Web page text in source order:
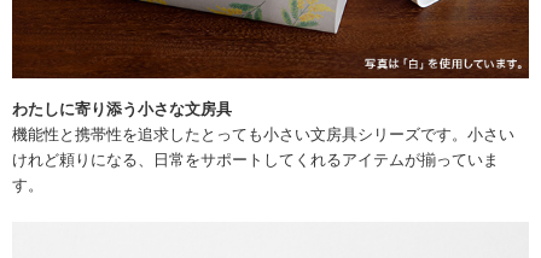
わたしに寄り添う小さな文房具
機能性と携帯性を追求したとっても小さい文房具シリーズです。小さい
けれど頼りになる、日常をサポートしてくれるアイテムが揃っていま
す。